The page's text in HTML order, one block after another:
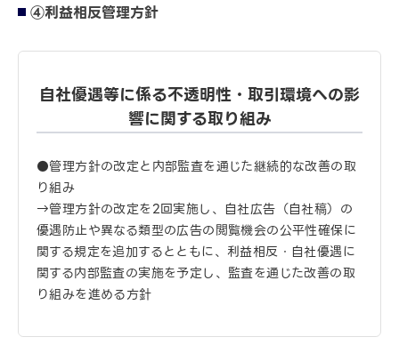
④利益相反管理方針
自社優遇等に係る不透明性・取引環境への影
響に関する取り組み
●管理方針の改定と内部監査を通じた継続的な改善の取
り組み
→管理方針の改定を2回実施し、自社広告（自社稿）の
優遇防止や異なる類型の広告の閲覧機会の公平性確保に
関する規定を追加するとともに、利益相反・自社優遇に
関する内部監査の実施を予定し、監査を通じた改善の取
り組みを進める方針